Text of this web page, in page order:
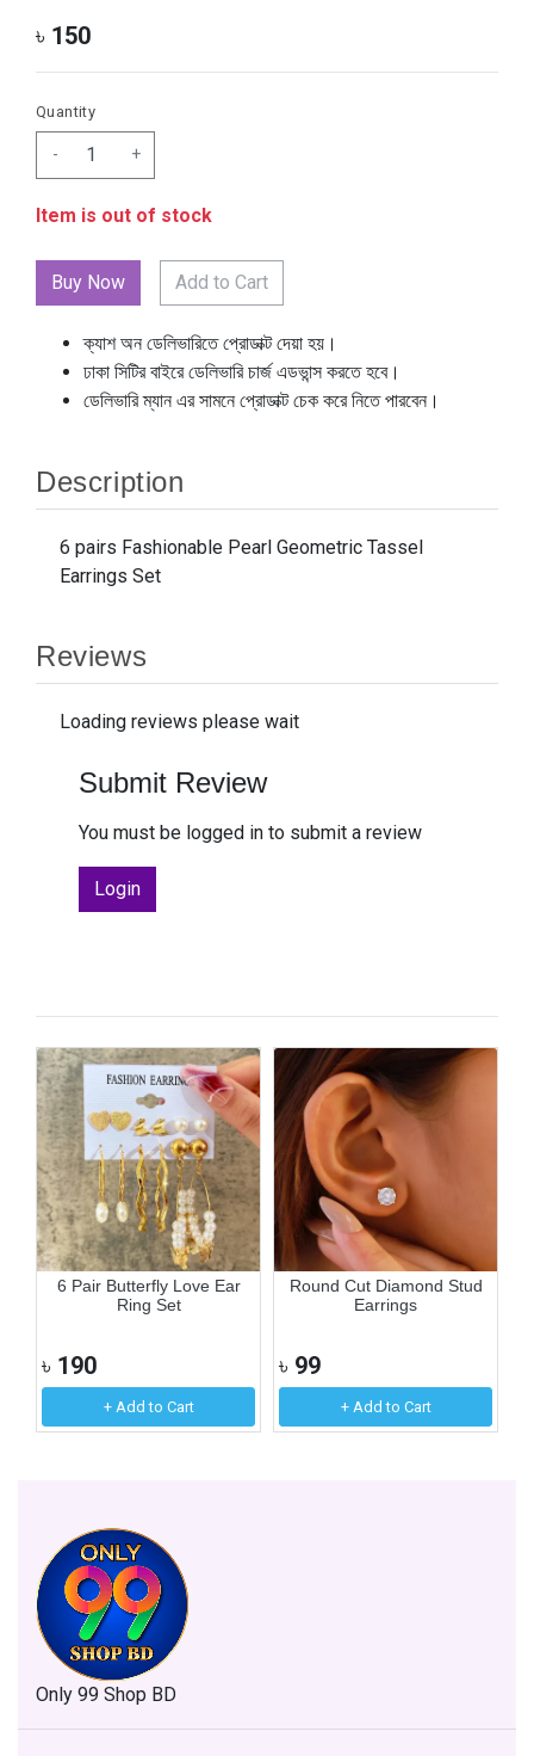
৳ 150
Quantity
- +
Item is out of stock
Add to Cart
ক্যাশ অন ডেলিভারিতে প্রোডাক্ট দেয়া হয়।
ঢাকা সিটির বাইরে ডেলিভারি চার্জ এডভান্স করতে হবে।
ডেলিভারি ম্যান এর সামনে প্রোডাক্ট চেক করে নিতে পারবেন।
Description
6 pairs Fashionable Pearl Geometric Tassel
Earrings Set
Reviews
Loading reviews please wait
Submit Review
You must be logged in to submit a review
Login
6 Pair Butterfly Love Ear
Ring Set
৳ 190
+ Add to Cart
Round Cut Diamond Stud
Earrings
৳ 99
+ Add to Cart
Only 99 Shop BD